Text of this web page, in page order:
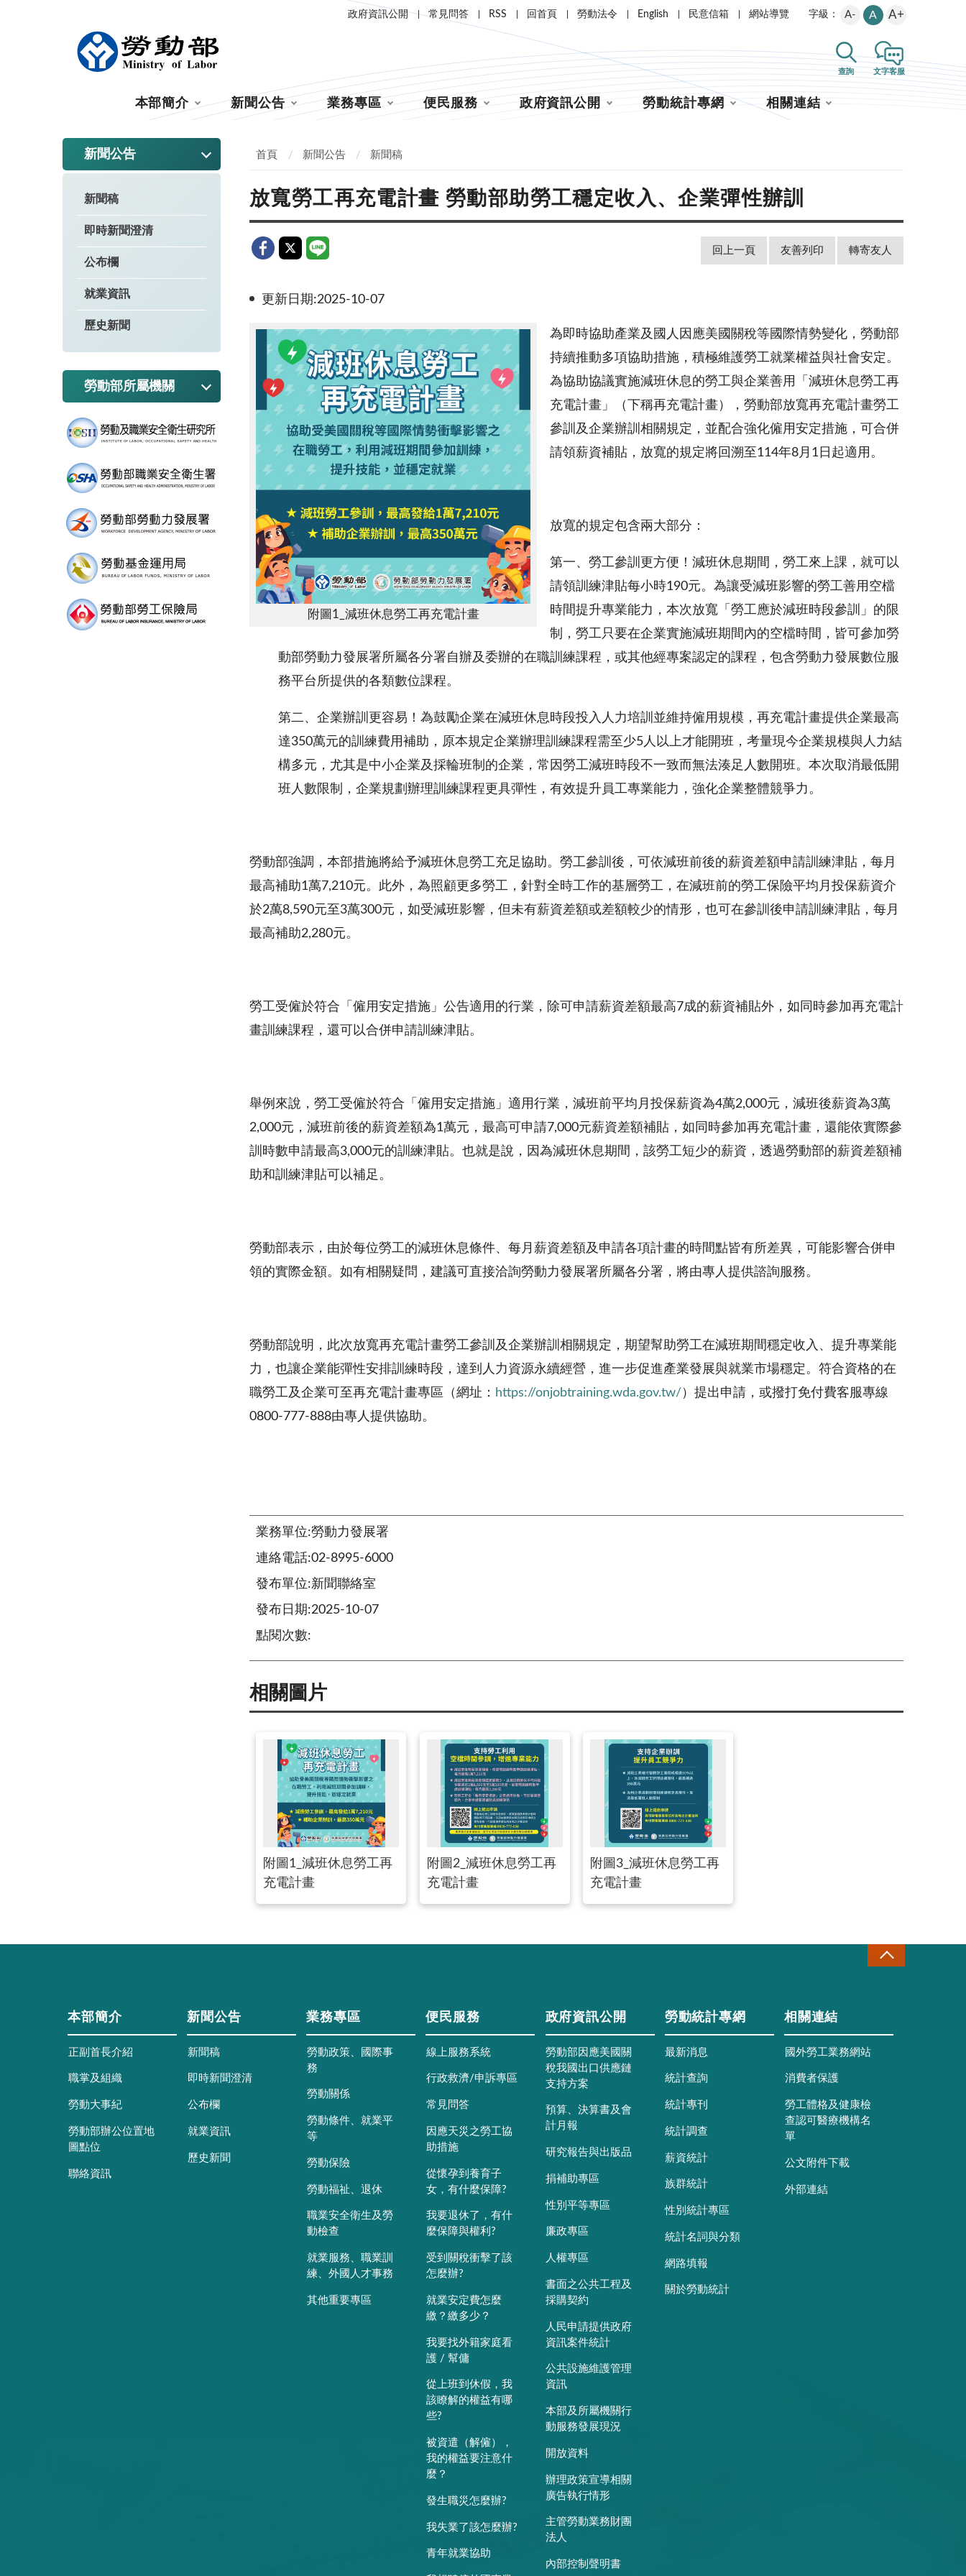
政府資訊公開 常見問答 RSS 回首頁 勞動法令 English 民意信箱 網站導覽 字級： A- A A+
查詢 文字客服
本部簡介 新聞公告 業務專區 便民服務 政府資訊公開 勞動統計專網 相關連結
新聞公告
新聞稿
即時新聞澄清
公布欄
就業資訊
歷史新聞
勞動部所屬機關
首頁 新聞公告 新聞稿
放寬勞工再充電計畫 勞動部助勞工穩定收入、企業彈性辦訓
回上一頁 友善列印 轉寄友人
更新日期:2025-10-07
附圖1_減班休息勞工再充電計畫
為即時協助產業及國人因應美國關稅等國際情勢變化，勞動部
持續推動多項協助措施，積極維護勞工就業權益與社會安定。
為協助協議實施減班休息的勞工與企業善用「減班休息勞工再
充電計畫」（下稱再充電計畫），勞動部放寬再充電計畫勞工
參訓及企業辦訓相關規定，並配合強化僱用安定措施，可合併
請領薪資補貼，放寬的規定將回溯至114年8月1日起適用。
放寬的規定包含兩大部分：
第一、勞工參訓更方便！減班休息期間，勞工來上課，就可以
請領訓練津貼每小時190元。為讓受減班影響的勞工善用空檔
時間提升專業能力，本次放寬「勞工應於減班時段參訓」的限
制，勞工只要在企業實施減班期間內的空檔時間，皆可參加勞
動部勞動力發展署所屬各分署自辦及委辦的在職訓練課程，或其他經專案認定的課程，包含勞動力發展數位服
務平台所提供的各類數位課程。
第二、企業辦訓更容易！為鼓勵企業在減班休息時段投入人力培訓並維持僱用規模，再充電計畫提供企業最高
達350萬元的訓練費用補助，原本規定企業辦理訓練課程需至少5人以上才能開班，考量現今企業規模與人力結
構多元，尤其是中小企業及採輪班制的企業，常因勞工減班時段不一致而無法湊足人數開班。本次取消最低開
班人數限制，企業規劃辦理訓練課程更具彈性，有效提升員工專業能力，強化企業整體競爭力。
勞動部強調，本部措施將給予減班休息勞工充足協助。勞工參訓後，可依減班前後的薪資差額申請訓練津貼，每月
最高補助1萬7,210元。此外，為照顧更多勞工，針對全時工作的基層勞工，在減班前的勞工保險平均月投保薪資介
於2萬8,590元至3萬300元，如受減班影響，但未有薪資差額或差額較少的情形，也可在參訓後申請訓練津貼，每月
最高補助2,280元。
勞工受僱於符合「僱用安定措施」公告適用的行業，除可申請薪資差額最高7成的薪資補貼外，如同時參加再充電計
畫訓練課程，還可以合併申請訓練津貼。
舉例來說，勞工受僱於符合「僱用安定措施」適用行業，減班前平均月投保薪資為4萬2,000元，減班後薪資為3萬
2,000元，減班前後的薪資差額為1萬元，最高可申請7,000元薪資差額補貼，如同時參加再充電計畫，還能依實際參
訓時數申請最高3,000元的訓練津貼。也就是說，因為減班休息期間，該勞工短少的薪資，透過勞動部的薪資差額補
助和訓練津貼可以補足。
勞動部表示，由於每位勞工的減班休息條件、每月薪資差額及申請各項計畫的時間點皆有所差異，可能影響合併申
領的實際金額。如有相關疑問，建議可直接洽詢勞動力發展署所屬各分署，將由專人提供諮詢服務。
勞動部說明，此次放寬再充電計畫勞工參訓及企業辦訓相關規定，期望幫助勞工在減班期間穩定收入、提升專業能
力，也讓企業能彈性安排訓練時段，達到人力資源永續經營，進一步促進產業發展與就業市場穩定。符合資格的在
職勞工及企業可至再充電計畫專區（網址：
https://onjobtraining.wda.gov.tw/ ）提出申請，或撥打免付費客服專線
0800-777-888由專人提供協助。
業務單位:勞動力發展署
連絡電話:02-8995-6000
發布單位:新聞聯絡室
發布日期:2025-10-07
點閱次數:
相關圖片
附圖1_減班休息勞工再
充電計畫
附圖2_減班休息勞工再
充電計畫
附圖3_減班休息勞工再
充電計畫
本部簡介
正副首長介紹
職掌及組織
勞動大事紀
勞動部辦公位置地
圖點位
聯絡資訊
新聞公告
新聞稿
即時新聞澄清
公布欄
就業資訊
歷史新聞
業務專區
勞動政策、國際事
務
勞動關係
勞動條件、就業平
等
勞動保險
勞動福祉、退休
職業安全衛生及勞
動檢查
就業服務、職業訓
練、外國人才事務
其他重要專區
便民服務
線上服務系統
行政救濟/申訴專區
常見問答
因應天災之勞工協
助措施
從懷孕到養育子
女，有什麼保障?
我要退休了，有什
麼保障與權利?
受到關稅衝擊了該
怎麼辦?
就業安定費怎麼
繳？繳多少？
我要找外籍家庭看
護 / 幫傭
從上班到休假，我
該瞭解的權益有哪
些?
被資遣（解僱），
我的權益要注意什
麼？
發生職災怎麼辦?
我失業了該怎麼辦?
青年就業協助
政府資訊公開
勞動部因應美國關
稅我國出口供應鏈
支持方案
預算、決算書及會
計月報
研究報告與出版品
捐補助專區
性別平等專區
廉政專區
人權專區
書面之公共工程及
採購契約
人民申請提供政府
資訊案件統計
公共設施維護管理
資訊
本部及所屬機關行
動服務發展現況
開放資料
辦理政策宣導相關
廣告執行情形
主管勞動業務財團
法人
內部控制聲明書
勞動統計專網
最新消息
統計查詢
統計專刊
統計調查
薪資統計
族群統計
性別統計專區
統計名詞與分類
網路填報
關於勞動統計
相關連結
國外勞工業務網站
消費者保護
勞工體格及健康檢
查認可醫療機構名
單
公文附件下載
外部連結